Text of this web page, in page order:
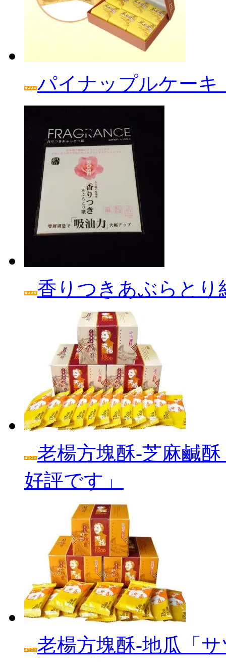
パイナップルケーキ
香りつきあぶらとり
老楊方塊酥‐芝麻鹹
好評です」
老楊方塊酥‐地瓜「